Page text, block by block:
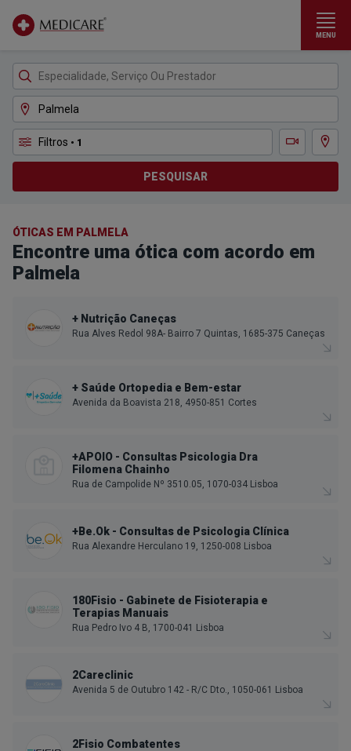
MENU
Filtros • 1
Teleconsulta
Ver
PESQUISAR
ÓTICAS EM PALMELA
Encontre uma ótica com acordo em
Palmela
+ Nutrição Caneças
Rua Alves Redol 98A- Bairro 7 Quintas, 1685-375 Caneças
+ Saúde Ortopedia e Bem-estar
Avenida da Boavista 218, 4950-851 Cortes
+APOIO - Consultas Psicologia Dra
Filomena Chainho
Rua de Campolide Nº 3510.05, 1070-034 Lisboa
+Be.Ok - Consultas de Psicologia Clínica
Rua Alexandre Herculano 19, 1250-008 Lisboa
180Fisio - Gabinete de Fisioterapia e
Terapias Manuais
Rua Pedro Ivo 4 B, 1700-041 Lisboa
2Careclinic
Avenida 5 de Outubro 142 - R/C Dto., 1050-061 Lisboa
2Fisio Combatentes